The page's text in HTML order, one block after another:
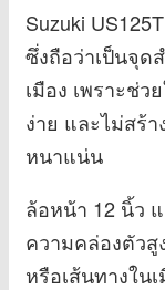
Suzuki
ซึ่งถือว่าเป็นจุด
เมือง เพราะช่
ง่าย และไม่สร้
หนาแน่น
ล้อหน้า 12 นิ้ว
ความคล่องตัวสู
หรือเส้นทางใน